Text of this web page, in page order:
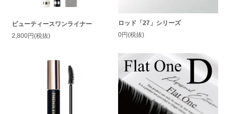
ビューティースワンライナー
2,800円(税抜)
ロッド「27」シリーズ
0円(税抜)